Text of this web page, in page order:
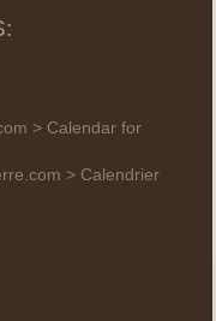
> Calendar for
> Calendrier